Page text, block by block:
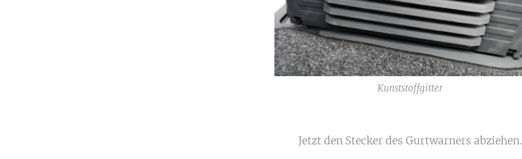
Kunststoffgitter
Jetzt den Stecker des Gurtwarners abziehen.